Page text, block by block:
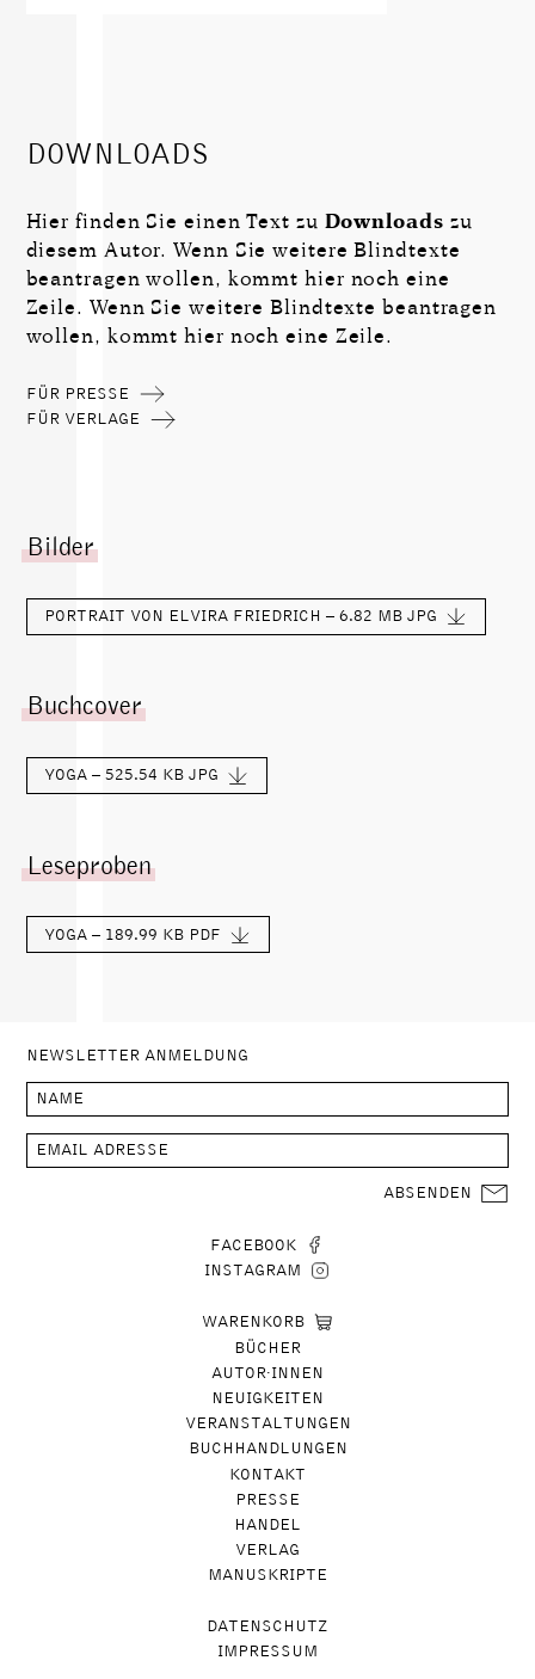
DOWNLOADS
Hier finden Sie einen Text zu Downloads zu
diesem Autor. Wenn Sie weitere Blindtexte
beantragen wollen, kommt hier noch eine
Zeile. Wenn Sie weitere Blindtexte beantragen
wollen, kommt hier noch eine Zeile.
FÜR PRESSE
FÜR VERLAGE
Bilder
PORTRAIT VON ELVIRA FRIEDRICH – 6.82 MB JPG
Buchcover
YOGA – 525.54 KB JPG
Leseproben
YOGA – 189.99 KB PDF
NEWSLETTER ANMELDUNG
ABSENDEN
FACEBOOK
INSTAGRAM
WARENKORB
BÜCHER
AUTOR∙INNEN
NEUIGKEITEN
VERANSTALTUNGEN
BUCHHANDLUNGEN
KONTAKT
PRESSE
HANDEL
VERLAG
MANUSKRIPTE
DATENSCHUTZ
IMPRESSUM